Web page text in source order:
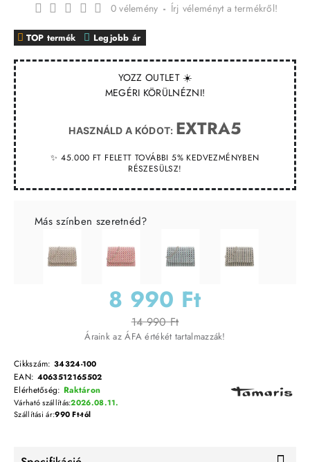
YOZZ OUTLET ☀️
MEGÉRI KÖRÜLNÉZNI!
HASZNÁLD A KÓDOT: EXTRA5
✨ 45.000 FT FELETT TOVÁBBI 5% KEDVEZMÉNYBEN
RÉSZESÜLSZ!
TOP termék Legjobb ár
0 vélemény - Írj véleményt a termékről!
8 990 Ft
14 990 Ft
Áraink az ÁFA értékét tartalmazzák!
Cikkszám: 34324-100
EAN: 4063512165502
Elérhetőség: Raktáron
Várható szállítás:2026.08.11.
Szállítási ár:990 Ft-tól
Más színben szeretnéd?